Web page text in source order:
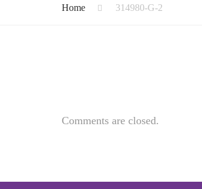
Home 314980-G-2
Comments are closed.